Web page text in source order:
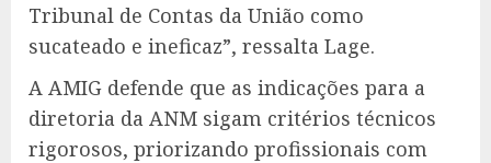
Tribunal de Contas da União como
sucateado e ineficaz”, ressalta Lage.
A AMIG defende que as indicações para a
diretoria da ANM sigam critérios técnicos
rigorosos, priorizando profissionais com